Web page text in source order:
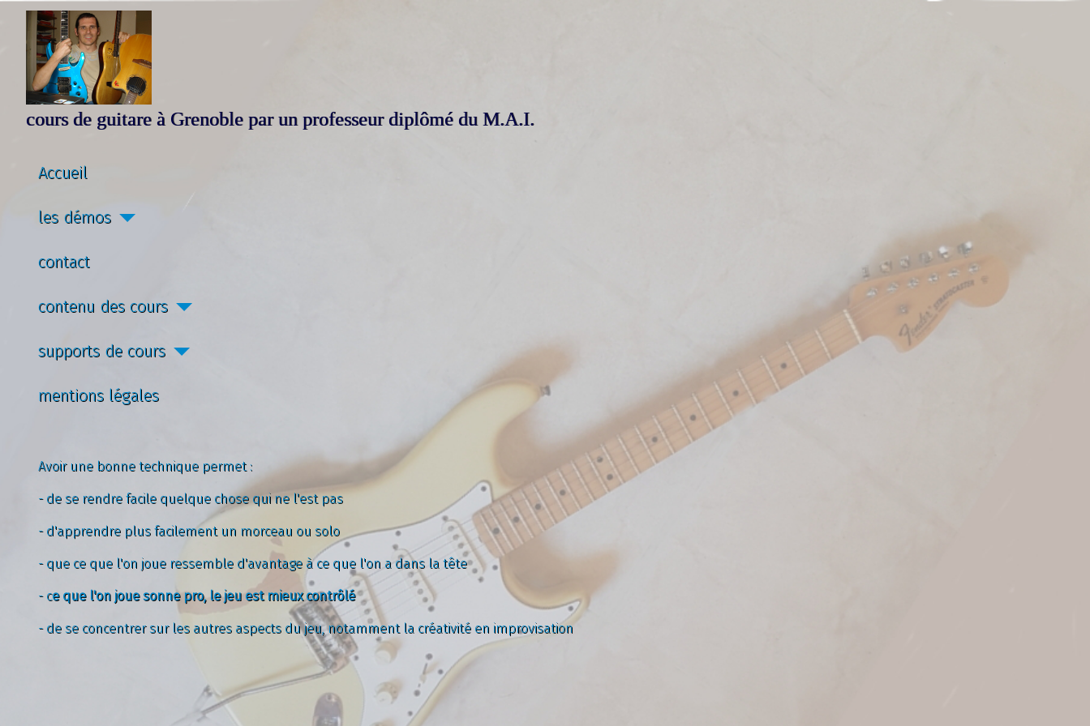
cours de guitare à Grenoble par un professeur diplômé du M.A.I.
Accueil
les démos
contact
contenu des cours
supports de cours
mentions légales
Avoir une bonne technique permet :
- de se rendre facile quelque chose qui ne l'est pas
- d'apprendre plus facilement un morceau ou solo
- que ce que l'on joue ressemble d'avantage à ce que l'on a dans la tête
- ce que l'on joue sonne pro, le jeu est mieux contrôlé
- de se concentrer sur les autres aspects du jeu, notamment la créativité en improvisation